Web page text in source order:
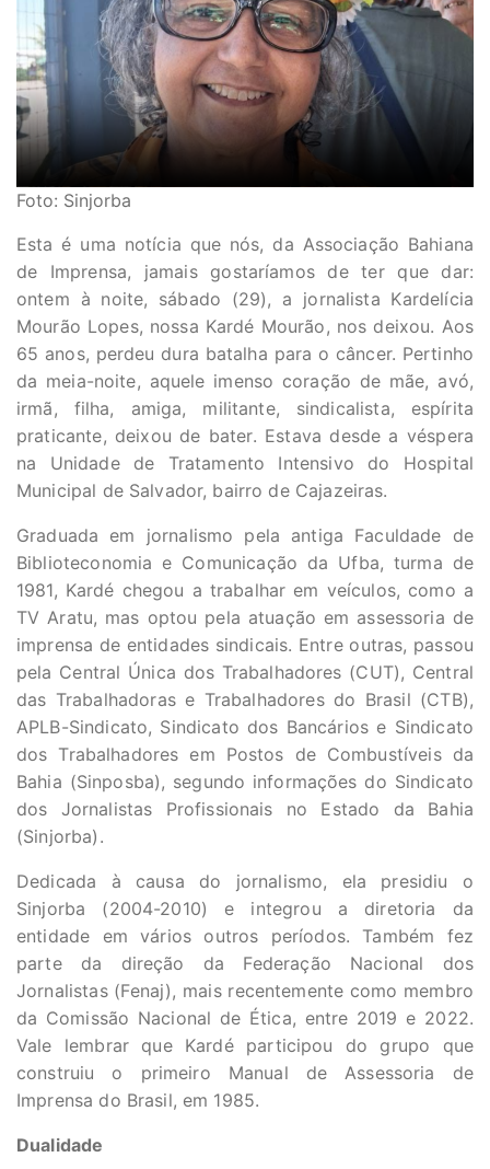
Foto: Sinjorba
Esta é uma notícia que nós, da Associação Bahiana
de Imprensa, jamais gostaríamos de ter que dar:
ontem à noite, sábado (29), a jornalista Kardelícia
Mourão Lopes, nossa Kardé Mourão, nos deixou. Aos
65 anos, perdeu dura batalha para o câncer. Pertinho
da meia-noite, aquele imenso coração de mãe, avó,
irmã, filha, amiga, militante, sindicalista, espírita
praticante, deixou de bater. Estava desde a véspera
na Unidade de Tratamento Intensivo do Hospital
Municipal de Salvador, bairro de Cajazeiras.
Graduada em jornalismo pela antiga Faculdade de
Biblioteconomia e Comunicação da Ufba, turma de
1981, Kardé chegou a trabalhar em veículos, como a
TV Aratu, mas optou pela atuação em assessoria de
imprensa de entidades sindicais. Entre outras, passou
pela Central Única dos Trabalhadores (CUT), Central
das Trabalhadoras e Trabalhadores do Brasil (CTB),
APLB-Sindicato, Sindicato dos Bancários e Sindicato
dos Trabalhadores em Postos de Combustíveis da
Bahia (Sinposba), segundo informações do Sindicato
dos Jornalistas Profissionais no Estado da Bahia
(Sinjorba).
Dedicada à causa do jornalismo, ela presidiu o
Sinjorba (2004-2010) e integrou a diretoria da
entidade em vários outros períodos. Também fez
parte da direção da Federação Nacional dos
Jornalistas (Fenaj), mais recentemente como membro
da Comissão Nacional de Ética, entre 2019 e 2022.
Vale lembrar que Kardé participou do grupo que
construiu o primeiro Manual de Assessoria de
Imprensa do Brasil, em 1985.
Dualidade